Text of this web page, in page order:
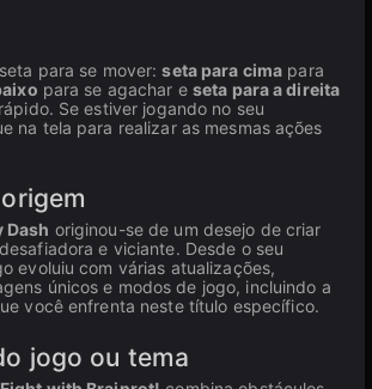
para se mover:seta para cima para
para se agachar e seta para a direita
Se estiver jogando no seu
na tela para realizar as mesmas ações
Dash originou-se de um desejo de criar
e viciante. Desde o seu
evoluiu com várias atualizações,
únicos e modos de jogo, incluindo a
você enfrenta neste título específico.
jogo ou tema